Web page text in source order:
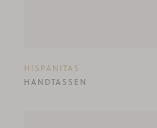
HISPANITAS
HANDTASSEN